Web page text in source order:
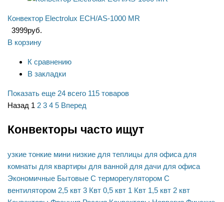
Конвектор Electrolux ECH/AS-1000 MR
3999руб.
В корзину
К сравнению
В закладки
Показать еще 24 всего 115 товаров
Назад 1 2 3 4 5 Вперед
Конвекторы часто ищут
узкие тонкие мини низкие для теплицы для офиса для
комнаты для квартиры для ванной для дачи для офиса
Экономичные Бытовые С терморегулятором С
вентилятором 2,5 квт 3 Квт 0,5 квт 1 Квт 1,5 квт 2 квт